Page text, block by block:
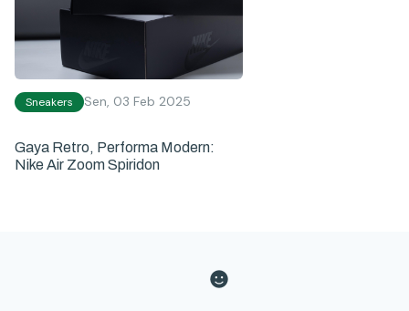
Sneakers Sen, 03 Feb 2025
Gaya Retro, Performa Modern:
Nike Air Zoom Spiridon